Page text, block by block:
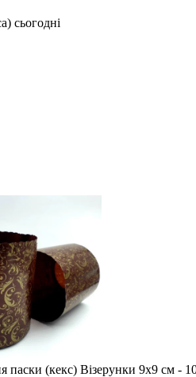
сьогодні
паски (кекс) Візерунки 9х9 см -